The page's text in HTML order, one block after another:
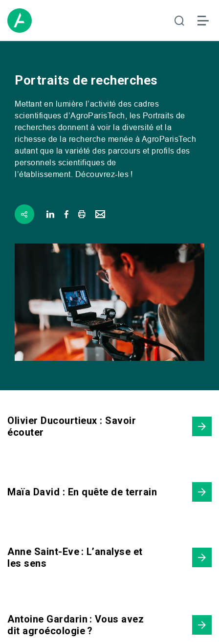
Portraits de recherches
Mettant en lumière l’activité des cadres
scientifiques d’AgroParisTech, les Portraits de
recherches donnent à voir la diversité et la
richesse de la recherche menée à AgroParisTech
autant que la variété des parcours et profils des
personnels scientifiques de
l’établissement. Découvrez-les !
Olivier Ducourtieux : Savoir
écouter
Maïa David : En quête de terrain
Anne Saint-Eve : L’analyse et
les sens
Antoine Gardarin : Vous avez
dit agroécologie ?